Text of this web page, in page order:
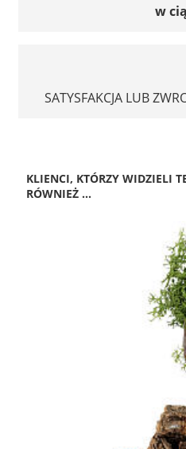
w
SATYSFAKCJA LUB
KLIENCI, KTÓRZY WIDZIELI
RÓWNIEŻ ...